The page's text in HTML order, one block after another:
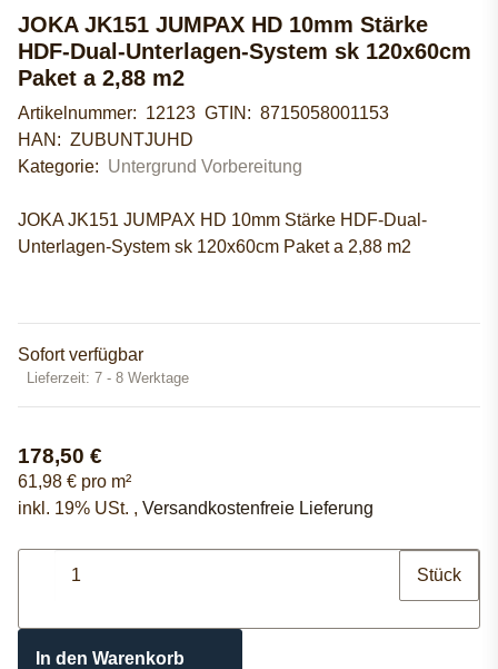
JOKA JK151 JUMPAX HD 10mm Stärke
HDF-Dual-Unterlagen-System sk 120x60cm
Paket a 2,88 m2
Artikelnummer: 12123 GTIN: 8715058001153
HAN: ZUBUNTJUHD
Kategorie: Untergrund Vorbereitung
JOKA JK151 JUMPAX HD 10mm Stärke HDF-Dual-
Unterlagen-System sk 120x60cm Paket a 2,88 m2
Sofort verfügbar
Lieferzeit: 7 - 8 Werktage
178,50 €
61,98 € pro m²
inkl. 19% USt. , Versandkostenfreie Lieferung
Stück
In den Warenkorb